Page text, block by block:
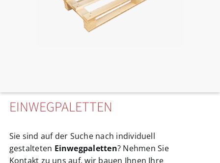
EINWEGPALETTEN
Sie sind auf der Suche nach individuell
gestalteten Einwegpaletten? Nehmen Sie
Kontakt zu uns auf, wir bauen Ihnen Ihre